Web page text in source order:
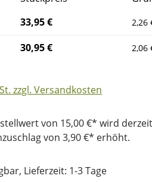
33,95 € 2,26
30,95 € 2,06
zzgl. Versandkosten
von 15,00 €* wird
von 3,90 €* erhöht.
Lieferzeit: 1-3 Tage